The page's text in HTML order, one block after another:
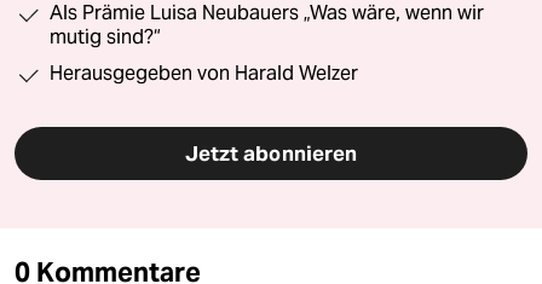
Als Prämie Luisa Neubauers „Was wäre, wenn wir
mutig sind?“
Herausgegeben von Harald Welzer
Jetzt abonnieren
0 Kommentare